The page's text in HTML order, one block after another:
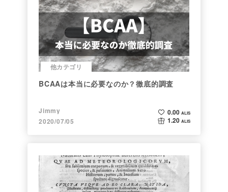
他カテゴリ
BCAAは本当に必要なのか？徹底的調査
Jimmy
2020/07/05
0.00 ALIS
1.20 ALIS